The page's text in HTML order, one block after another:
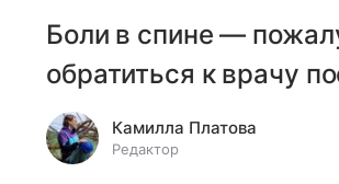
Боли в спине —
обратиться к врачу
Камилла Платова
Редактор